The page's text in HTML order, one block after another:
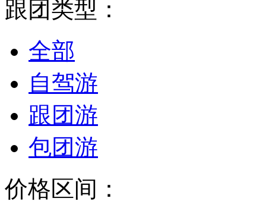
跟团类型：
全部
自驾游
跟团游
包团游
价格区间：